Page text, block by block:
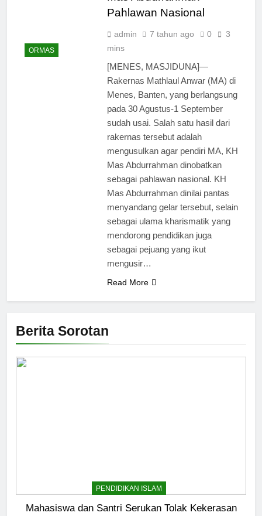
Berita Sorotan
PENDIDIKAN ISLAM
Mahasiswa dan Santri Serukan Tolak Kekerasan
ORMAS
Pahlawan Nasional
admin 7 tahun ago 0
3
mins
[MENES, MASJIDUNA]—
Rakernas Mathlaul Anwar (MA) di
Menes, Banten, yang berlangsung
pada 30 Agustus-1 September
sudah usai. Salah satu hasil dari
rakernas tersebut adalah
mengusulkan agar pendiri MA, KH
Mas Abdurrahman dinobatkan
sebagai pahlawan nasional. KH
Mas Abdurrahman dinilai pantas
menyandang gelar tersebut, selain
sebagai ulama kharismatik yang
mendorong pendidikan juga
sebagai pejuang yang ikut
mengusir…
Read More